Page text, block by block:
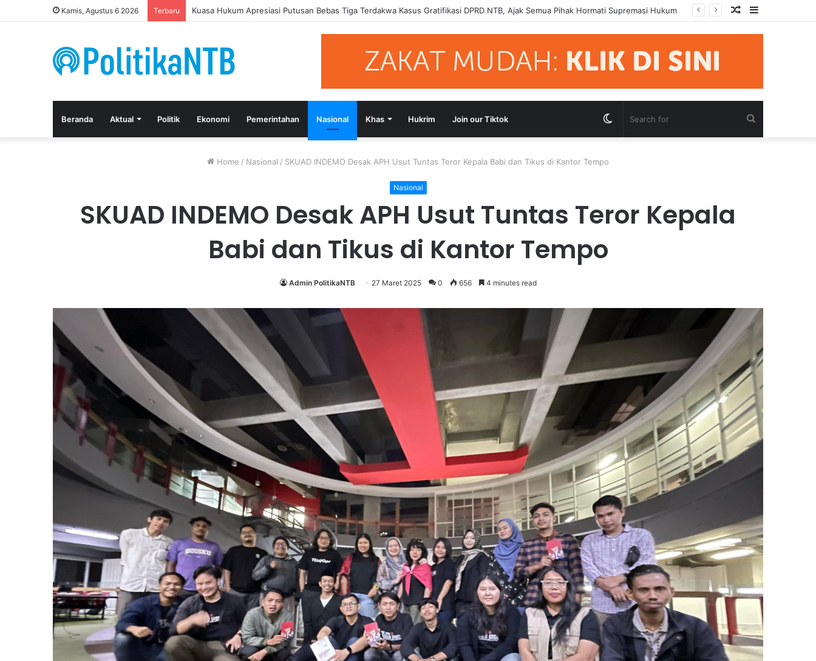
Kamis, Agustus 6 2026 Terbaru Putusan Bebas Tiga Terdakwa Gratifikasi DPRD NTB Tegaskan Keadilan Berdasarkan Fakta Persidangan Sidebar
Random
Article
Beranda Aktual Politik Ekonomi Pemerintahan Nasional Khas Hukrim Join our Tiktok Switch
Home / Nasional / SKUAD INDEMO Desak APH Usut Tuntas Teror Kepala Babi dan Tikus di Kantor Tempo
Nasional
SKUAD INDEMO Desak APH Usut Tuntas Teror Kepala
Babi dan Tikus di Kantor Tempo
Admin PolitikaNTB 27 Maret 2025 0 656 4 minutes read